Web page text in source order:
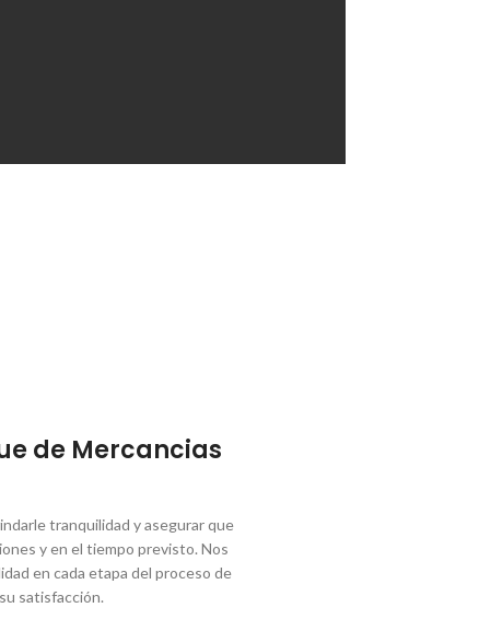
de Mercancias
tranquilidad y asegurar que
y en el tiempo previsto. Nos
en cada etapa del proceso de
satisfacción.